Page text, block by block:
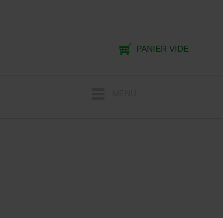
PANIER VIDE